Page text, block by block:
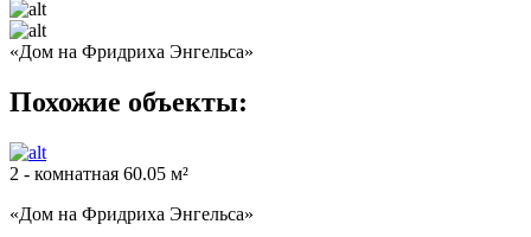
«Дом на Фридриха Энгельса»
Похожие объекты:
2 - комнатная 60.05 м²
«Дом на Фридриха Энгельса»